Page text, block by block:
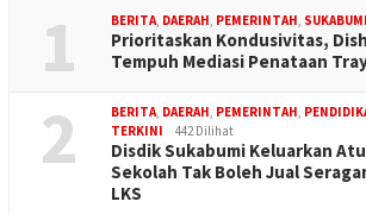
1 BERITA, DAERAH, PEMERINTAH,
Prioritaskan Kondusivitas,
Tempuh Mediasi Penataan
2 BERITA, DAERAH, PEMERINTAH,
TERKINI
442 Dilihat
Disdik Sukabumi Keluarkan
Sekolah Tak Boleh Jual
LKS